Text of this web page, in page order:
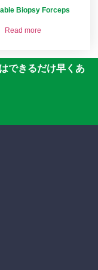
Biopsy Forceps
Read more
できるだけ早くあ